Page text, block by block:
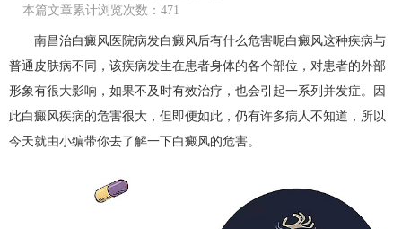
本篇文章累计浏览次数：471
南昌治白癜风医院病发白癜风后有什么危害呢白癜风这种疾病与
普通皮肤病不同，该疾病发生在患者身体的各个部位，对患者的外部
形象有很大影响，如果不及时有效治疗，也会引起一系列并发症。因
此白癜风疾病的危害很大，但即便如此，仍有许多病人不知道，所以
今天就由小编带你去了解一下白癜风的危害。